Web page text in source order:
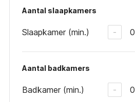
Aantal slaapkamers
Slaapkamer (min.) - 0
Aantal badkamers
Badkamer (min.) - 0